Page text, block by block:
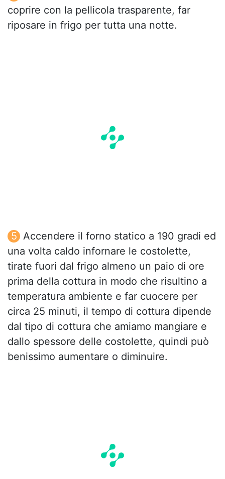
coprire con la pellicola trasparente, far
riposare in frigo per tutta una notte.
Accendere il forno statico a 190 gradi ed
una volta caldo infornare le costolette,
tirate fuori dal frigo almeno un paio di ore
prima della cottura in modo che risultino a
temperatura ambiente e far cuocere per
circa 25 minuti, il tempo di cottura dipende
dal tipo di cottura che amiamo mangiare e
dallo spessore delle costolette, quindi può
benissimo aumentare o diminuire.